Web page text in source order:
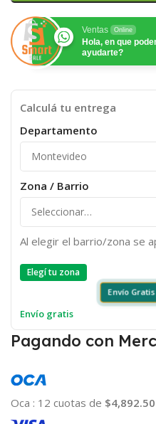
Ventas Online
Hola, en que
ayudarte?
Calculá tu entrega
Departamento
Zona / Barrio
Al elegir el barrio/zona se
Elegí tu zona
Envío
Envío gratis
Pagando con
Oca : 12 cuotas de $4,892.50